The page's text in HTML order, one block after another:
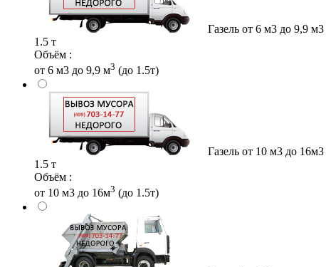
Газель от 6 м3 до 9,9 м3
1.5 т
Объём :
от 6 м3 до 9,9 м3 (до 1.5т)
Газель от 10 м3 до 16м3
1.5 т
Объём :
от 10 м3 до 16м3 (до 1.5т)